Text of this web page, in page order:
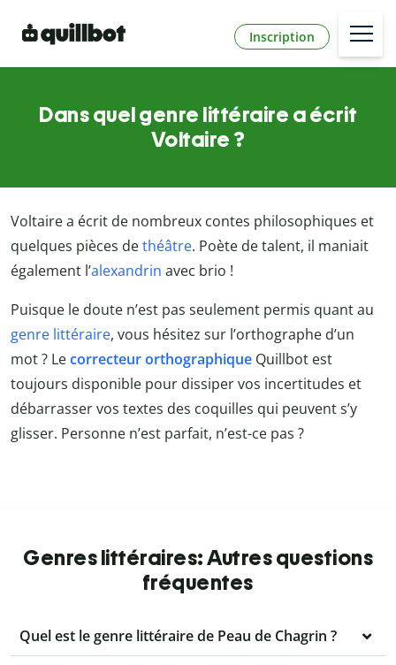
Inscription
Dans quel genre littéraire a écrit
Voltaire ?
Voltaire a écrit de nombreux contes philosophiques et
quelques pièces dethéâtre. Poète de talent, il maniait
également l’alexandrin avec brio !
Puisque le doute n’est pas seulement permis quant au
genre littéraire, vous hésitez sur l’orthographe d’un
mot ? Lecorrecteur orthographique Quillbot est
toujours disponible pour dissiper vos incertitudes et
débarrasser vos textes des coquilles qui peuvent s’y
glisser. Personne n’est parfait, n’est-ce pas ?
Genres littéraires: Autres questions
fréquentes
Quel est le genre littéraire de Peau de Chagrin ?